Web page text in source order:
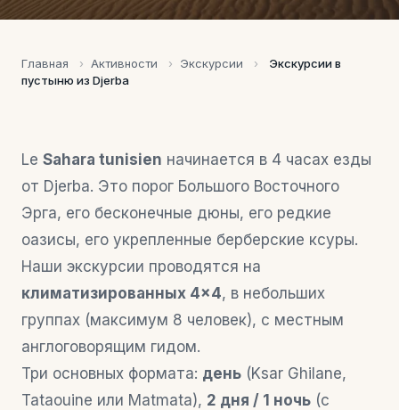
Главная › Активности › Экскурсии ›
Экскурсии в
пустыню из Djerba
Le Sahara tunisien начинается в 4 часах езды
от Djerba. Это порог Большого Восточного
Эрга, его бесконечные дюны, его редкие
оазисы, его укрепленные берберские ксуры.
Наши экскурсии проводятся на
климатизированных 4×4, в небольших
группах (максимум 8 человек), с местным
англоговорящим гидом.
Три основных формата: день (Ksar Ghilane,
Tataouine или Matmata), 2 дня / 1 ночь (с